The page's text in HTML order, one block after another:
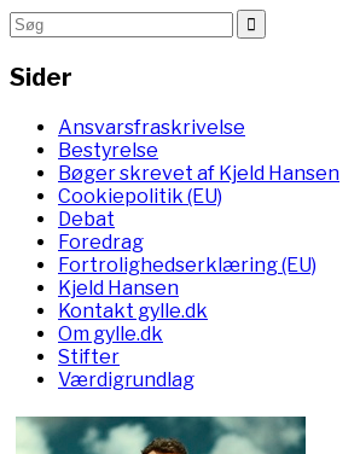
Sider
Ansvarsfraskrivelse
Bestyrelse
Bøger skrevet af Kjeld Hansen
Cookiepolitik (EU)
Debat
Foredrag
Fortrolighedserklæring (EU)
Kjeld Hansen
Kontakt gylle.dk
Om gylle.dk
Stifter
Værdigrundlag